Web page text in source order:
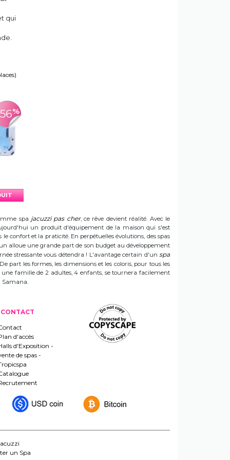
qui
%
spa jacuzzi pas cher, ce rêve devient réalité. Avec le
un produit d'équipement de la maison qui s'est
confort et la praticité. En perpétuelles évolutions, des spas
alloue une grande part de son budget au développement
stressante vous détendra ! L'avantage certain d'un spa
part les formes, les dimensions et les coloris, pour tous les
une famille de 2 adultes, 4 enfants, se tournera facilement
Samana.
CONTACT
d'accès
d'Exposition -
de spas -
un Spa